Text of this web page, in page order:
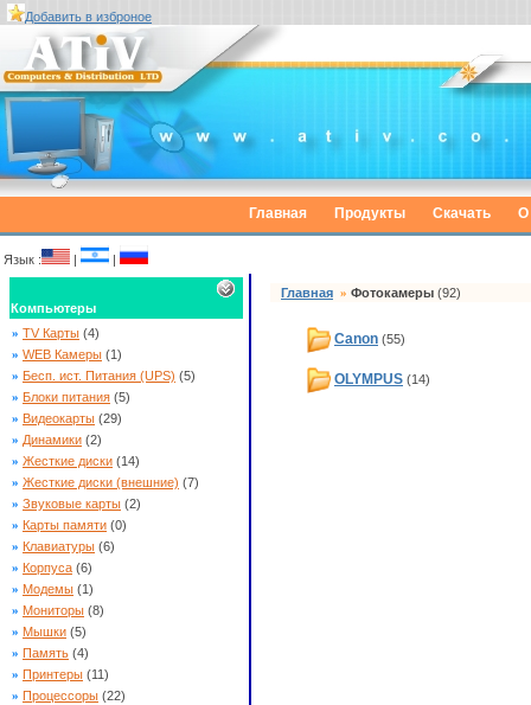
Добавить в изброное
Главная Продукты Скачать О
Язык : | |
Компьютеры
» TV Карты (4)
» WEB Камеры (1)
» Бесп. ист. Питания (UPS) (5)
» Блоки питания (5)
» Видеокарты (29)
» Динамики (2)
» Жесткие диски (14)
» Жесткие диски (внешние) (7)
» Звуковые карты (2)
» Карты памяти (0)
» Клавиатуры (6)
» Корпуса (6)
» Модемы (1)
» Мониторы (8)
» Мышки (5)
» Память (4)
» Принтеры (11)
» Процессоры (22)
Главная » Фотокамеры (92)
Canon (55)
OLYMPUS (14)